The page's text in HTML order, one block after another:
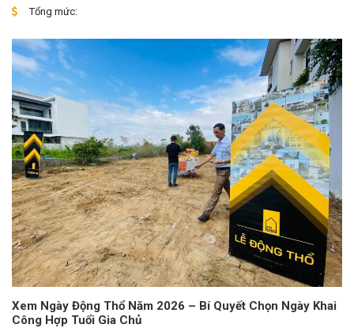
Tổng mức:
Xem Ngày Động Thổ Năm 2026 – Bí Quyết Chọn Ngày Khai
Công Hợp Tuổi Gia Chủ